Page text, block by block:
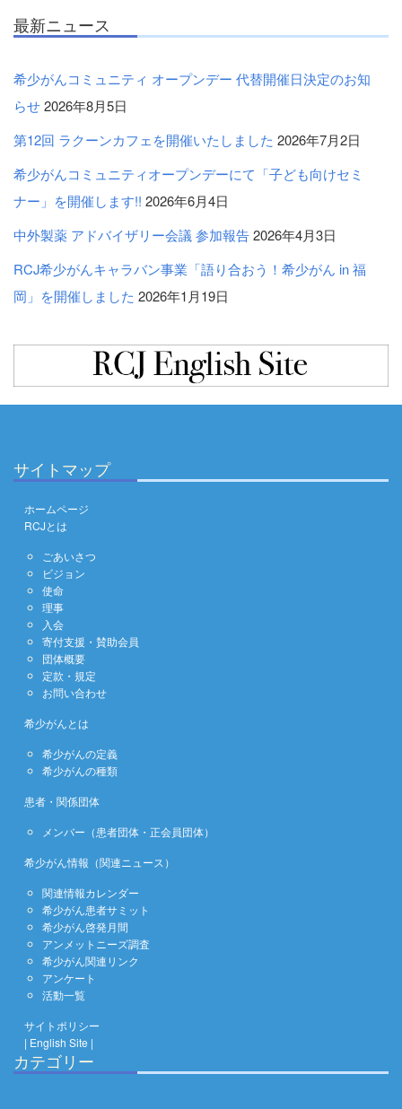
最新ニュース
希少がんコミュニティ オープンデー 代替開催日決定のお知
らせ2026年8月5日
第12回 ラクーンカフェを開催いたしました 2026年7月2日
希少がんコミュニティオープンデーにて「子ども向けセミ
ナー」を開催します!! 2026年6月4日
中外製薬 アドバイザリー会議 参加報告2026年4月3日
RCJ希少がんキャラバン事業「語り合おう！希少がん in 福
岡」を開催しました 2026年1月19日
サイトマップ
ホームページ
RCJとは
ごあいさつ
ビジョン
使命
理事
入会
寄付支援・賛助会員
団体概要
定款・規定
お問い合わせ
希少がんとは
希少がんの定義
希少がんの種類
患者・関係団体
メンバー（患者団体・正会員団体）
希少がん情報（関連ニュース）
関連情報カレンダー
希少がん患者サミット
希少がん啓発月間
アンメットニーズ調査
希少がん関連リンク
アンケート
活動一覧
サイトポリシー
| English Site |
カテゴリー